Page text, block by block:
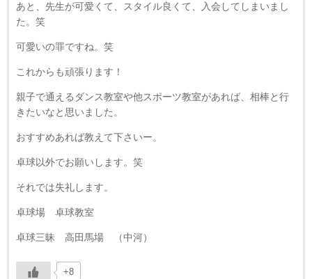
あと、先生が可愛くて、スタイル良くて、入会してしまいまし
た。笑
可愛いの罪ですね。笑
これからも頑張ります！
親子で通えるダンス教室や他スポーツ教室があれば、相棒と行
きたいなと思いました。
おすすめあれば教えて下さいー。
卓球以外でお願いします。笑
それでは失礼します。
卓球場 卓球教室
卓球三昧 高田馬場 （中河）
+8